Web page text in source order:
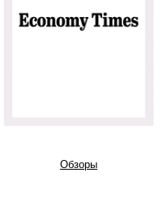
Обзоры